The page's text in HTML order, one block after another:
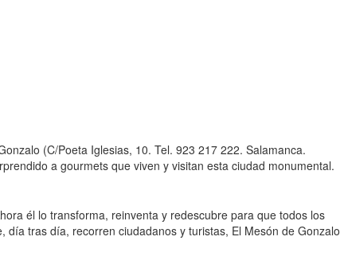
(C/Poeta Iglesias, 10. Tel. 923 217 222. Salamanca.
a gourmets que viven y visitan esta ciudad monumental.
él lo transforma, reinventa y redescubre para que todos los
tras día, recorren ciudadanos y turistas, El Mesón de Gonzalo